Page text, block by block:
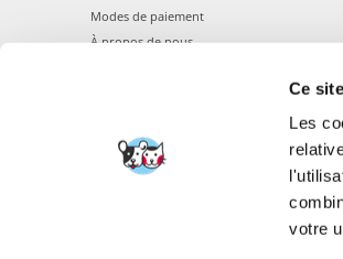
Ce
Les
votre
Modes de paiement
À propos de nous